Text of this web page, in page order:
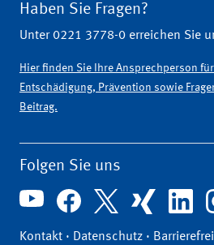
Haben Sie Fragen?
Unter 0221 3778-0 erreichen Sie
Hier finden Sie Ihre Ansprechperson
Entschädigung, Prävention sowie
Beitrag.
Folgen Sie uns
Kontakt · Datenschutz ·